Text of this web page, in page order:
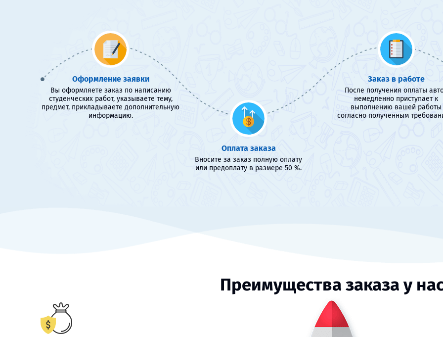
Оформление заявки
Вы оформляете заказ по написанию
студенческих работ, указываете тему,
предмет, прикладываете дополнительную
информацию.
Оплата заказа
Вносите за заказ полную оплату
или предоплату в размере 50 %.
Заказ в работе
После получения оплаты
немедленно приступает к
выполнению вашей работы
согласно полученным
Преимущества заказа у